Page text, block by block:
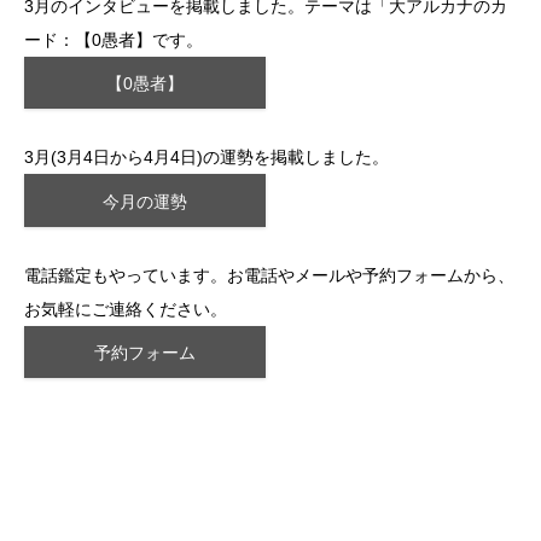
3月のインタビューを掲載しました。テーマは「大アルカナのカ
ード：【0愚者】です。
【0愚者】
3月(3月4日から4月4日)の運勢を掲載しました。
今月の運勢
電話鑑定もやっています。お電話やメールや予約フォームから、
お気軽にご連絡ください。
予約フォーム